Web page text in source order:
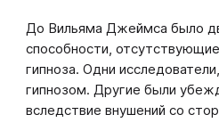
До Вильяма Джеймса было
способности,
гипноза. Одни
гипнозом. Другие были
вследствие внушений со